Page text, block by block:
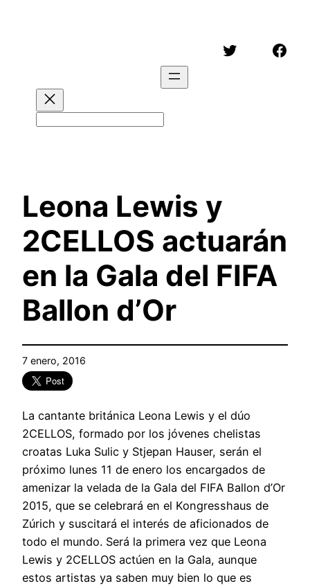
Twitter
Leona Lewis y
2CELLOS actuarán
en la Gala del FIFA
Ballon d’Or
7 enero, 2016
La cantante británica Leona Lewis y el dúo
2CELLOS, formado por los jóvenes chelistas
croatas Luka Sulic y Stjepan Hauser, serán el
próximo lunes 11 de enero los encargados de
amenizar la velada de la Gala del FIFA Ballon d’Or
2015, que se celebrará en el Kongresshaus de
Zúrich y suscitará el interés de aficionados de
todo el mundo. Será la primera vez que Leona
Lewis y 2CELLOS actúen en la Gala, aunque
estos artistas ya saben muy bien lo que es